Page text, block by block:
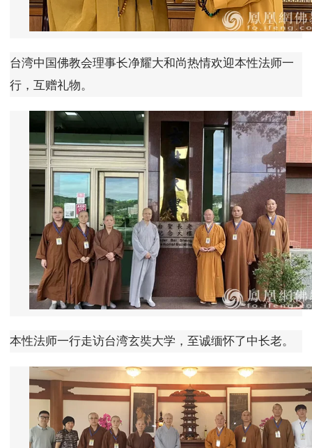
台湾中国佛教会理事长净耀大和尚热情欢迎本性法师一
行，互赠礼物。
本性法师一行走访台湾玄奘大学，至诚缅怀了中长老。